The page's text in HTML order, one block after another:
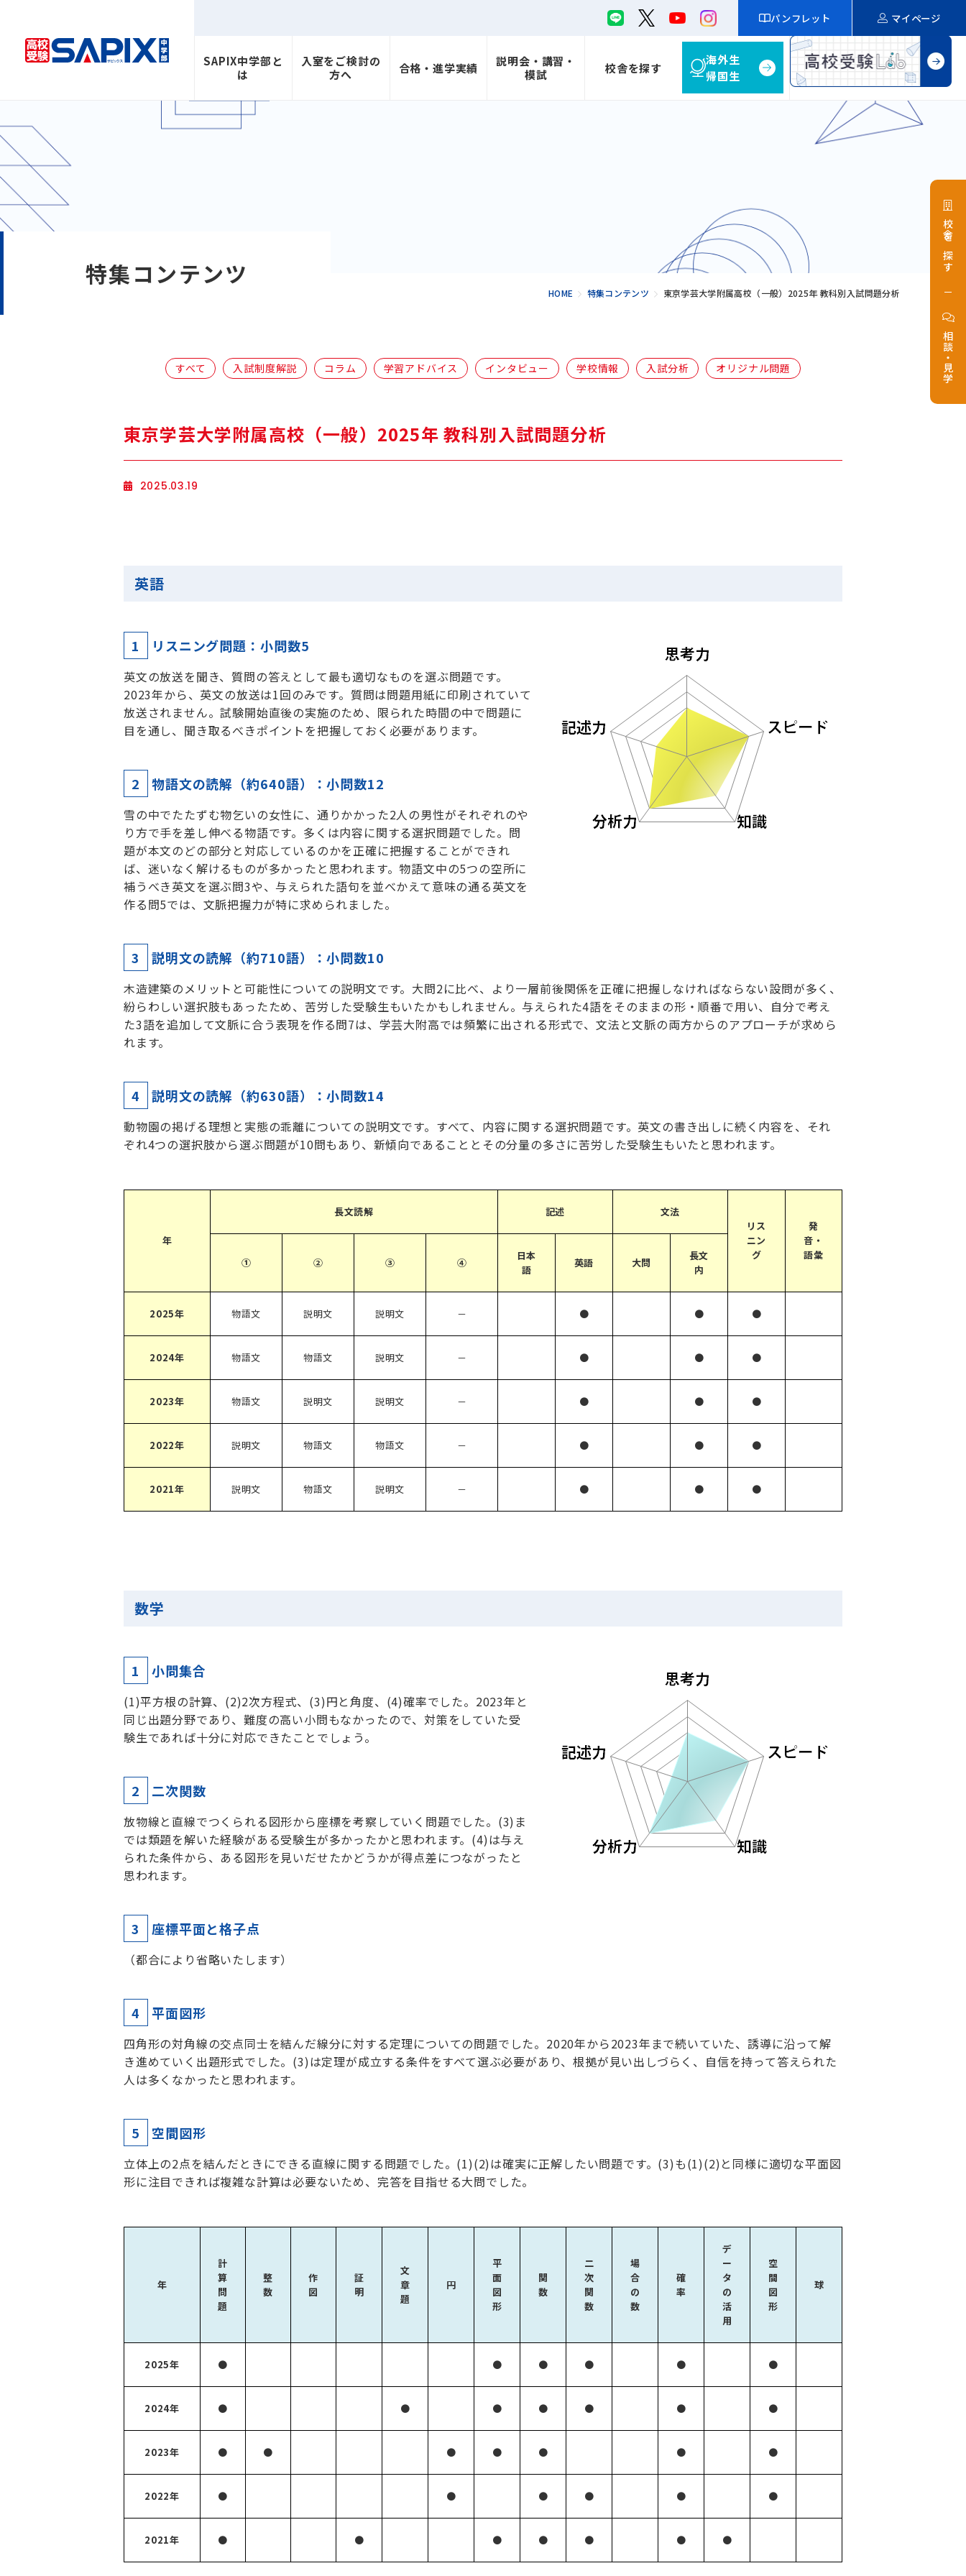
SAPIX中学部と
は
入室をご検討の
方へ
合格・進学実績
説明会・講習・
模試
校舎を探す
海外生
帰国生
パンフレット マイページ
特集コンテンツ
HOME 特集コンテンツ 東京学芸大学附属高校（一般）2025年 教科別入試問題分析
すべて 入試制度解説 コラム 学習アドバイス インタビュー 学校情報 入試分析 オリジナル問題
東京学芸大学附属高校（一般）2025年 教科別入試問題分析
2025.03.19
英語
1 リスニング問題：小問数5
英文の放送を聞き、質問の答えとして最も適切なものを選ぶ問題です。
2023年から、英文の放送は1回のみです。質問は問題用紙に印刷されていて
放送されません。試験開始直後の実施のため、限られた時間の中で問題に
目を通し、聞き取るべきポイントを把握しておく必要があります。
2 物語文の読解（約640語）：小問数12
雪の中でたたずむ物乞いの女性に、通りかかった2人の男性がそれぞれのや
り方で手を差し伸べる物語です。多くは内容に関する選択問題でした。問
題が本文のどの部分と対応しているのかを正確に把握することができれ
ば、迷いなく解けるものが多かったと思われます。物語文中の5つの空所に
補うべき英文を選ぶ問3や、与えられた語句を並べかえて意味の通る英文を
作る問5では、文脈把握力が特に求められました。
3 説明文の読解（約710語）：小問数10
木造建築のメリットと可能性についての説明文です。大問2に比べ、より一層前後関係を正確に把握しなければならない設問が多く、
紛らわしい選択肢もあったため、苦労した受験生もいたかもしれません。与えられた4語をそのままの形・順番で用い、自分で考え
た3語を追加して文脈に合う表現を作る問7は、学芸大附高では頻繁に出される形式で、文法と文脈の両方からのアプローチが求めら
れます。
4 説明文の読解（約630語）：小問数14
動物園の掲げる理想と実態の乖離についての説明文です。すべて、内容に関する選択問題です。英文の書き出しに続く内容を、それ
ぞれ4つの選択肢から選ぶ問題が10問もあり、新傾向であることとその分量の多さに苦労した受験生もいたと思われます。
年
長文読解 記述
文法
リス
ニン
グ
発
音・
語彙
① ② ③ ④
日本
語
英語 大問
長文
内
2025年 物語文 説明文 説明文 － ● ● ●
2024年 物語文 物語文 説明文 － ● ● ●
2023年 物語文 説明文 説明文 － ● ● ●
2022年 説明文 物語文 物語文 － ● ● ●
2021年 説明文 物語文 説明文 － ● ● ●
数学
1 小問集合
(1)平方根の計算、(2)2次方程式、(3)円と角度、(4)確率でした。2023年と
同じ出題分野であり、難度の高い小問もなかったので、対策をしていた受
験生であれば十分に対応できたことでしょう。
2 二次関数
放物線と直線でつくられる図形から座標を考察していく問題でした。(3)ま
では類題を解いた経験がある受験生が多かったかと思われます。(4)は与え
られた条件から、ある図形を見いだせたかどうかが得点差につながったと
思われます。
3 座標平面と格子点
（都合により省略いたします）
4 平面図形
四角形の対角線の交点同士を結んだ線分に対する定理についての問題でした。2020年から2023年まで続いていた、誘導に沿って解
き進めていく出題形式でした。(3)は定理が成立する条件をすべて選ぶ必要があり、根拠が見い出しづらく、自信を持って答えられた
人は多くなかったと思われます。
5 空間図形
立体上の2点を結んだときにできる直線に関する問題でした。(1)(2)は確実に正解したい問題です。(3)も(1)(2)と同様に適切な平面図
形に注目できれば複雑な計算は必要ないため、完答を目指せる大問でした。
年
計
算
問
題
整
数
作
図
証
明
文
章
題
円
平
面
図
形
関
数
二
次
関
数
場
合
の
数
確
率
デ
ー
タ
の
活
用
空
間
図
形
球
2025年 ● ● ● ● ● ●
2024年 ● ● ● ● ● ● ●
2023年 ● ● ● ● ● ● ●
2022年 ● ● ● ● ● ●
2021年 ● ● ● ● ● ● ●
校舎を探す
相談・見学